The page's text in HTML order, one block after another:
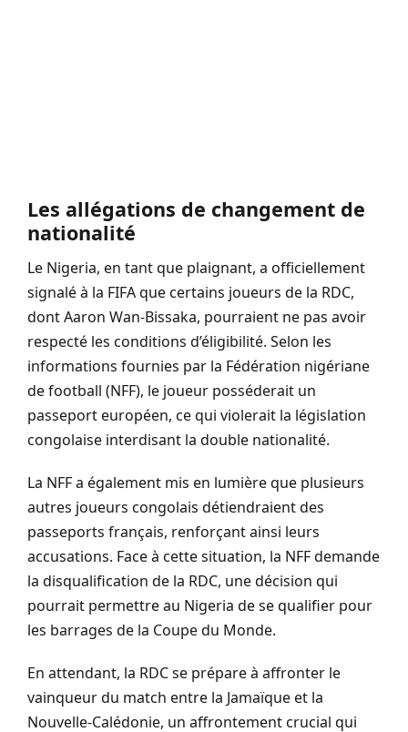
Les allégations de changement de
nationalité
Le Nigeria, en tant que plaignant, a officiellement
signalé à la FIFA que certains joueurs de la RDC,
dont Aaron Wan-Bissaka, pourraient ne pas avoir
respecté les conditions d’éligibilité. Selon les
informations fournies par la Fédération nigériane
de football (NFF), le joueur posséderait un
passeport européen, ce qui violerait la législation
congolaise interdisant la double nationalité.
La NFF a également mis en lumière que plusieurs
autres joueurs congolais détiendraient des
passeports français, renforçant ainsi leurs
accusations. Face à cette situation, la NFF demande
la disqualification de la RDC, une décision qui
pourrait permettre au Nigeria de se qualifier pour
les barrages de la Coupe du Monde.
En attendant, la RDC se prépare à affronter le
vainqueur du match entre la Jamaïque et la
Nouvelle-Calédonie, un affrontement crucial qui